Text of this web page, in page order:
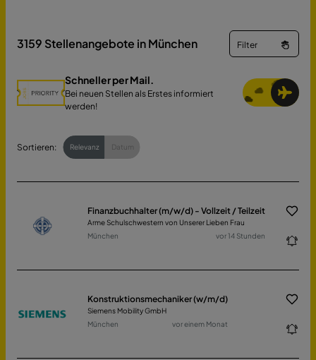
3159 Stellenangebote in München Filter
Schneller per Mail.
Bei neuen Stellen als Erstes informiert
werden!
Sortieren: Relevanz Datum
Finanzbuchhalter (m/w/d) - Vollzeit / Teilzeit
Arme Schulschwestern von Unserer Lieben Frau
München
vor 14 Stunden
Konstruktionsmechaniker (w/m/d)
Siemens Mobility GmbH
München
vor einem Monat